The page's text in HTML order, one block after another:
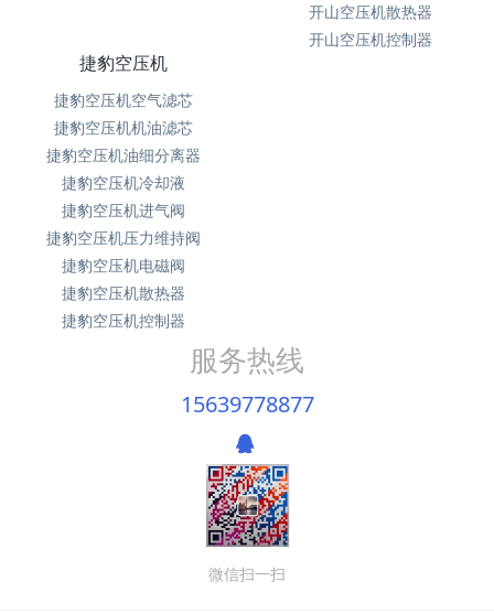
开山空压机散热器
开山空压机控制器
捷豹空压机
捷豹空压机空气滤芯
捷豹空压机机油滤芯
捷豹空压机油细分离器
捷豹空压机冷却液
捷豹空压机进气阀
捷豹空压机压力维持阀
捷豹空压机电磁阀
捷豹空压机散热器
捷豹空压机控制器
服务热线
15639778877
微信扫一扫